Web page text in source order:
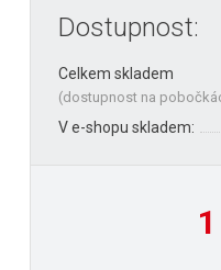
Dostupnost:
Celkem skladem
(dostupnost na
V e-shopu skladem: